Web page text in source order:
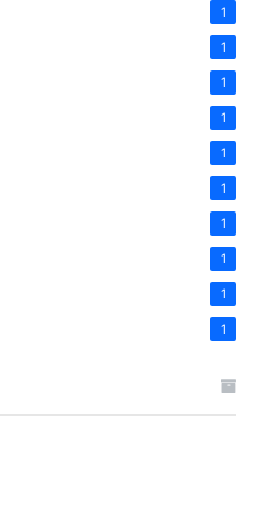
1
1
1
1
1
1
1
1
1
1